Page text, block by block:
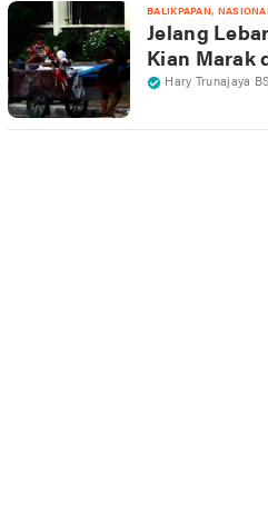
BALIKPAPAN,
Jelang
Kian Marak
Hary Trunajaya